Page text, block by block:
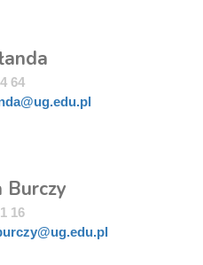
64
Burczy
16